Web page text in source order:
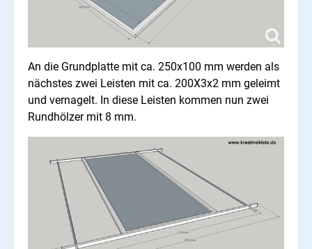
An die Grundplatte mit ca. 250x100 mm werden als
nächstes zwei Leisten mit ca. 200X3x2 mm geleimt
und vernagelt. In diese Leisten kommen nun zwei
Rundhölzer mit 8 mm.